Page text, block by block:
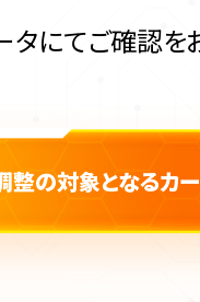
にてご確認を
整の対象となるカ